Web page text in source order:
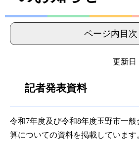
ページ内目次
更新日
記者発表資料
令和7年度及び令和8年度玉野市一
算についての資料を掲載しています